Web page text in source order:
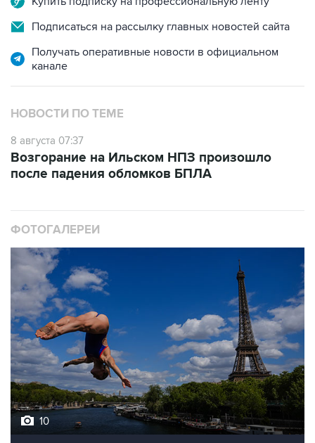
Подписаться на рассылку главных новостей сайта
Получать оперативные новости в официальном
канале
НОВОСТИ ПО ТЕМЕ
8 августа 07:37
Возгорание на Ильском НПЗ произошло
после падения обломков БПЛА
ФОТОГАЛЕРЕИ
10